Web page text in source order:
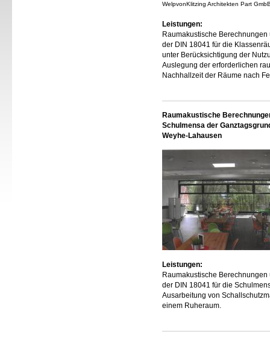
WelpvonKlitzing Architekten Part
Leistungen:
Raumakustische
der DIN 18041 für die
unter Berücksichtigung der
Auslegung der erforderlichen
Nachhallzeit der Räume nach
Raumakustische
Schulmensa der
Weyhe-Lahausen
Leistungen:
Raumakustische
der DIN 18041 für die
Ausarbeitung von
einem Ruheraum.